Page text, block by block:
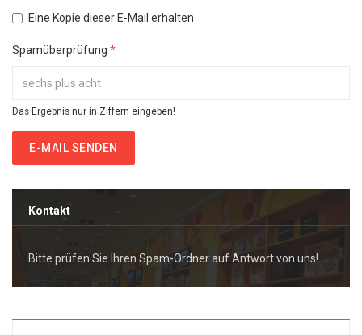
Eine Kopie dieser E-Mail erhalten
Spamüberprüfung *
Das Ergebnis nur in Ziffern eingeben!
E-MAIL SENDEN
Kontakt
Bitte prüfen Sie Ihren Spam-Ordner auf Antwort von uns!